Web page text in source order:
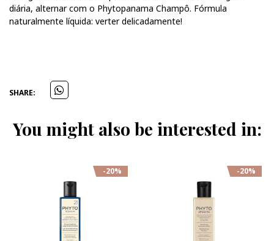
diária, alternar com o Phytopanama Champô. Fórmula
naturalmente líquida: verter delicadamente!
SHARE:
You might also be interested in:
-20% -20%